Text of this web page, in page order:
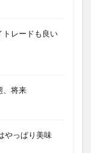
トレードも良い
、将来
やっぱり美味